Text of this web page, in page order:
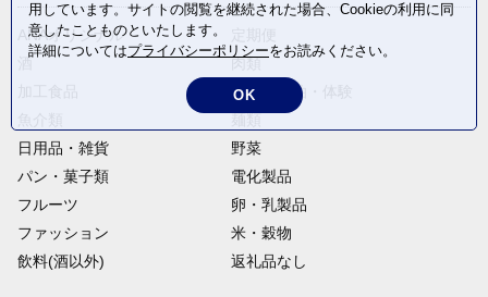
ANAオリジナル
酒
肉類
旅行・宿泊・体験
日用品・雑貨
野菜
パン・菓子類
電化製品
フルーツ
卵・乳製品
ファッション
米・穀物
飲料(酒以外)
返礼品なし
用しています。サイトの閲覧を継続された場合、Cookieの利用に同
意したことものといたします。
詳細についてはプライバシーポリシーをお読みください。
OK